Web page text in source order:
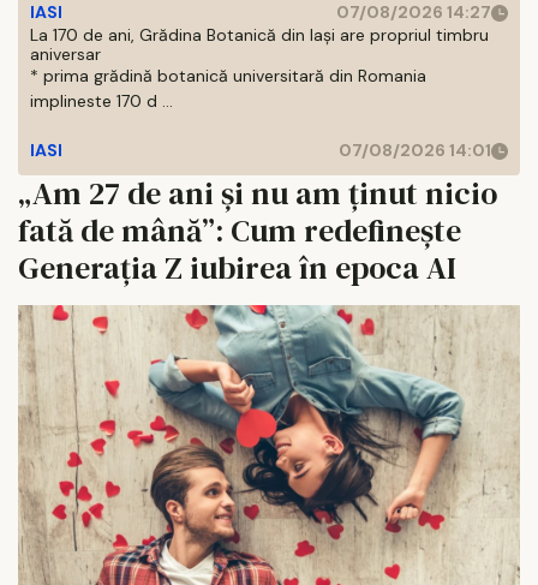
IASI
07/08/2026 14:27
La 170 de ani, Grădina Botanică din Iași are propriul timbru
aniversar
* prima grădină botanică universitară din Romania
implineste 170 d ...
IASI 07/08/2026 14:01
„Am 27 de ani și nu am ținut nicio
fată de mână”: Cum redefinește
Generația Z iubirea în epoca AI